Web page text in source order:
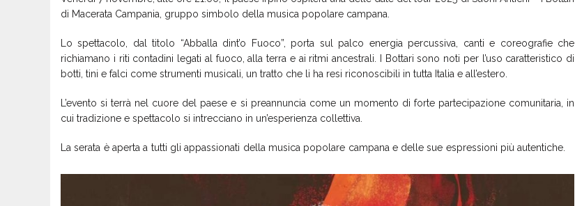
di Macerata Campania, gruppo simbolo della musica popolare campana.
Lo spettacolo, dal titolo “Abballa dint’o Fuoco”, porta sul palco energia percussiva, canti e coreografie che
richiamano i riti contadini legati al fuoco, alla terra e ai ritmi ancestrali. I Bottari sono noti per l’uso caratteristico di
botti, tini e falci come strumenti musicali, un tratto che li ha resi riconoscibili in tutta Italia e all’estero.
L’evento si terrà nel cuore del paese e si preannuncia come un momento di forte partecipazione comunitaria, in
cui tradizione e spettacolo si intrecciano in un’esperienza collettiva.
La serata è aperta a tutti gli appassionati della musica popolare campana e delle sue espressioni più autentiche.